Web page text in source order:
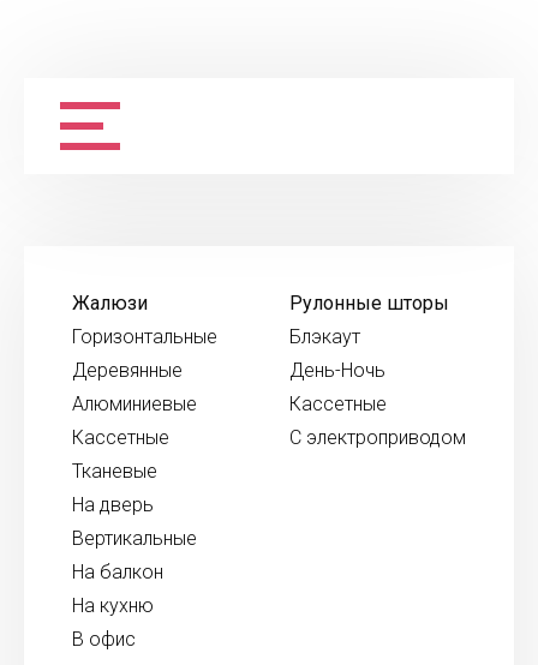
Жалюзи
Горизонтальные
Деревянные
Алюминиевые
Кассетные
Тканевые
На дверь
Вертикальные
На балкон
На кухню
В офис
Рулонные шторы
Блэкаут
День-Ночь
Кассетные
С электроприводом